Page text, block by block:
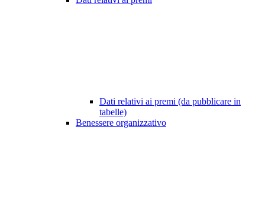
Dati relativi ai premi (da pubblicare in
tabelle)
Benessere organizzativo